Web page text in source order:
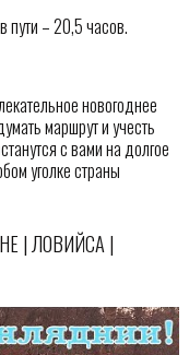
пути – 20,5 часов.
новогоднее
маршрут и учесть
с вами на долгое
уголке страны
| ЛОВИЙСА |